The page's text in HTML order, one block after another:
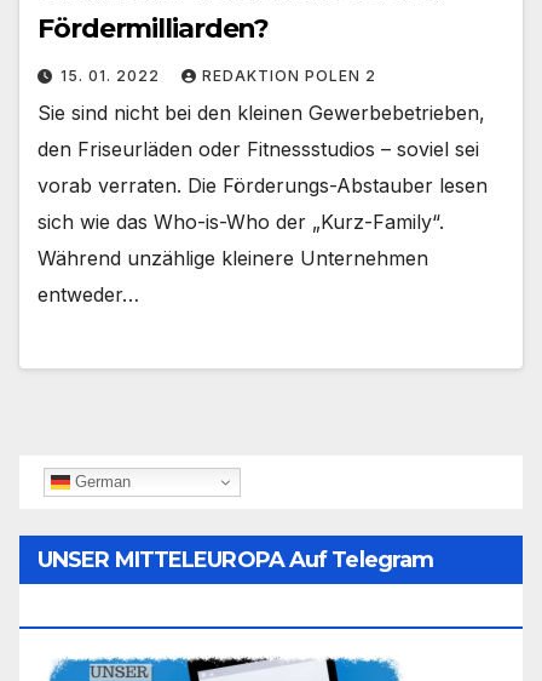
Fördermilliarden?
15. 01. 2022 REDAKTION POLEN 2
Sie sind nicht bei den kleinen Gewerbebetrieben,
den Friseurläden oder Fitnessstudios – soviel sei
vorab verraten. Die Förderungs-Abstauber lesen
sich wie das Who-is-Who der „Kurz-Family“.
Während unzählige kleinere Unternehmen
entweder…
German
UNSER MITTELEUROPA Auf Telegram